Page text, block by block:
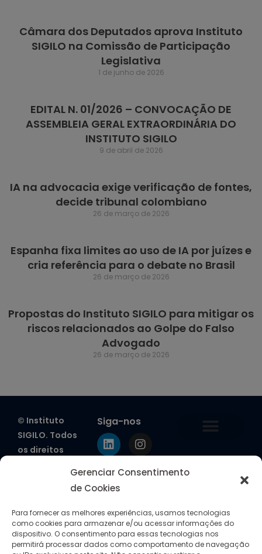
Gerenciar Consentimento
de Cookies
Para fornecer as melhores experiências, usamos tecnologias
como cookies para armazenar e/ou acessar informações do
dispositivo. O consentimento para essas tecnologias nos
permitirá processar dados como comportamento de navegação
Câmara dos Deputados aprova Instituto
SIGILO na Comissão de Participação
Legislativa
1 de junho de 2026
EDITAL N. 01/2026 – CONVOCAÇÃO DE
ASSEMBLEIA GERAL EXTRAORDINÁRIA DO
INSTITUTO SIGILO
9 de abril de 2026
IA na advocacia exige verificação de fontes,
decide tribunal colombiano
26 de março de 2026
Espanha fixa limites ao uso de IA por juízes e
cria referência para o debate no Brasil
26 de março de 2026
Propostas do Instituto SIGILO para mitigar os
riscos relacionados ao Golpe do Falso
Advogado
26 de março de 2026
© Instituto
SIGILO. Todos
os direitos
Conj. 42 – Ed.
Onix
Pinheiros, CEP
Siga-nos